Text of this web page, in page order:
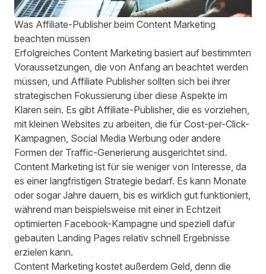
Was Affiliate-Publisher beim Content Marketing
beachten müssen
Erfolgreiches Content Marketing basiert auf bestimmten
Voraussetzungen, die von Anfang an beachtet werden
müssen, und Affiliate Publisher sollten sich bei ihrer
strategischen Fokussierung über diese Aspekte im
Klaren sein. Es gibt Affiliate-Publisher, die es vorziehen,
mit kleinen Websites zu arbeiten, die für Cost-per-Click-
Kampagnen, Social Media Werbung oder andere
Formen der Traffic-Generierung ausgerichtet sind.
Content Marketing ist für sie weniger von Interesse, da
es einer langfristigen Strategie bedarf. Es kann Monate
oder sogar Jahre dauern, bis es wirklich gut funktioniert,
während man beispielsweise mit einer in Echtzeit
optimierten Facebook-Kampagne und speziell dafür
gebauten Landing Pages relativ schnell Ergebnisse
erzielen kann.
Content Marketing kostet außerdem Geld, denn die